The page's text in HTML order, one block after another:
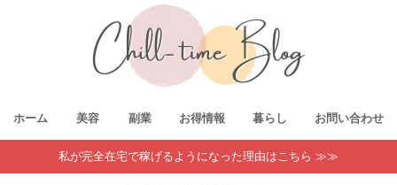
ホーム 美容 副業 お得情報 暮らし お問い合わせ
私が完全在宅で稼げるようになった理由はこちら ≫≫